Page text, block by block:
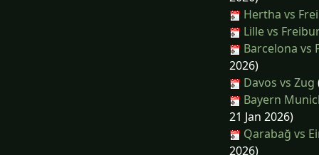
Hertha vs
Lille vs
Barcelona vs
2026)
Davos vs Zug
Bayern
21 Jan 2026)
Qarabağ vs
2026)